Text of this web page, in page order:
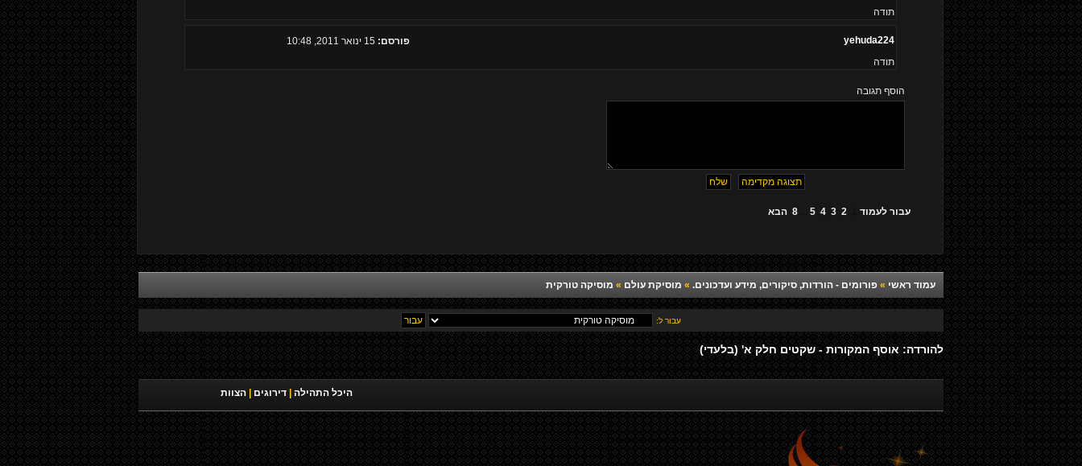
תודה
yehuda224 פורסם:
תודה
הוסף תגובה
עבור לעמוד 2
3
4
5
8 הבא
עמוד ראשי » פורומים - הורדות, סיקורים, מידע ועדכונים. » מוסיקת עולם » מוסיקה טורקית
עבור ל:
להורדה: אוסף המקורות - שקטים חלק א' (בלעדי)
היכל התהילה דירוגים הצוות